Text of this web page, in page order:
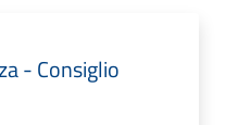
- Consiglio